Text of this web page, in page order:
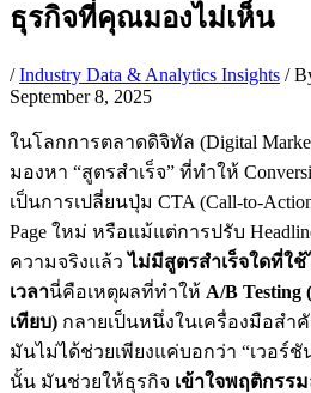
ธุรกิจที่คุณมองไม่เห็น
/Industry Data & Analytics Insights /
September 8, 2025
ในโลกการตลาดดิจิทัล (Digital
มองหา “สูตรสำเร็จ” ที่ทำให้
เป็นการเปลี่ยนปุ่ม CTA (Call-to-
Page ใหม่ หรือแม้แต่การปรับ
ความจริงแล้วไม่มีสูตรสำเร็จใดที่ใ
เวลานี่คือเหตุผลที่ทำให้ A/B
เทียบ) กลายเป็นหนึ่งในเครื่องมือสำ
มันไม่ได้ช่วยเพียงแค่บอกว่า “เวอร์
นั้น มันช่วยให้ธุรกิจ เข้าใจพฤติกรร